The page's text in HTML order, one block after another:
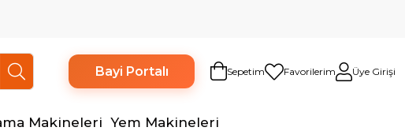
Bayi Portalı Sepetim Favorilerim Üye Girişi
Makineleri Yem Makineleri